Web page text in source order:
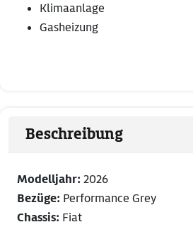
Klimaanlage
Gasheizung
Beschreibung
Modelljahr: 2026
Bezüge: Performance Grey
Chassis: Fiat